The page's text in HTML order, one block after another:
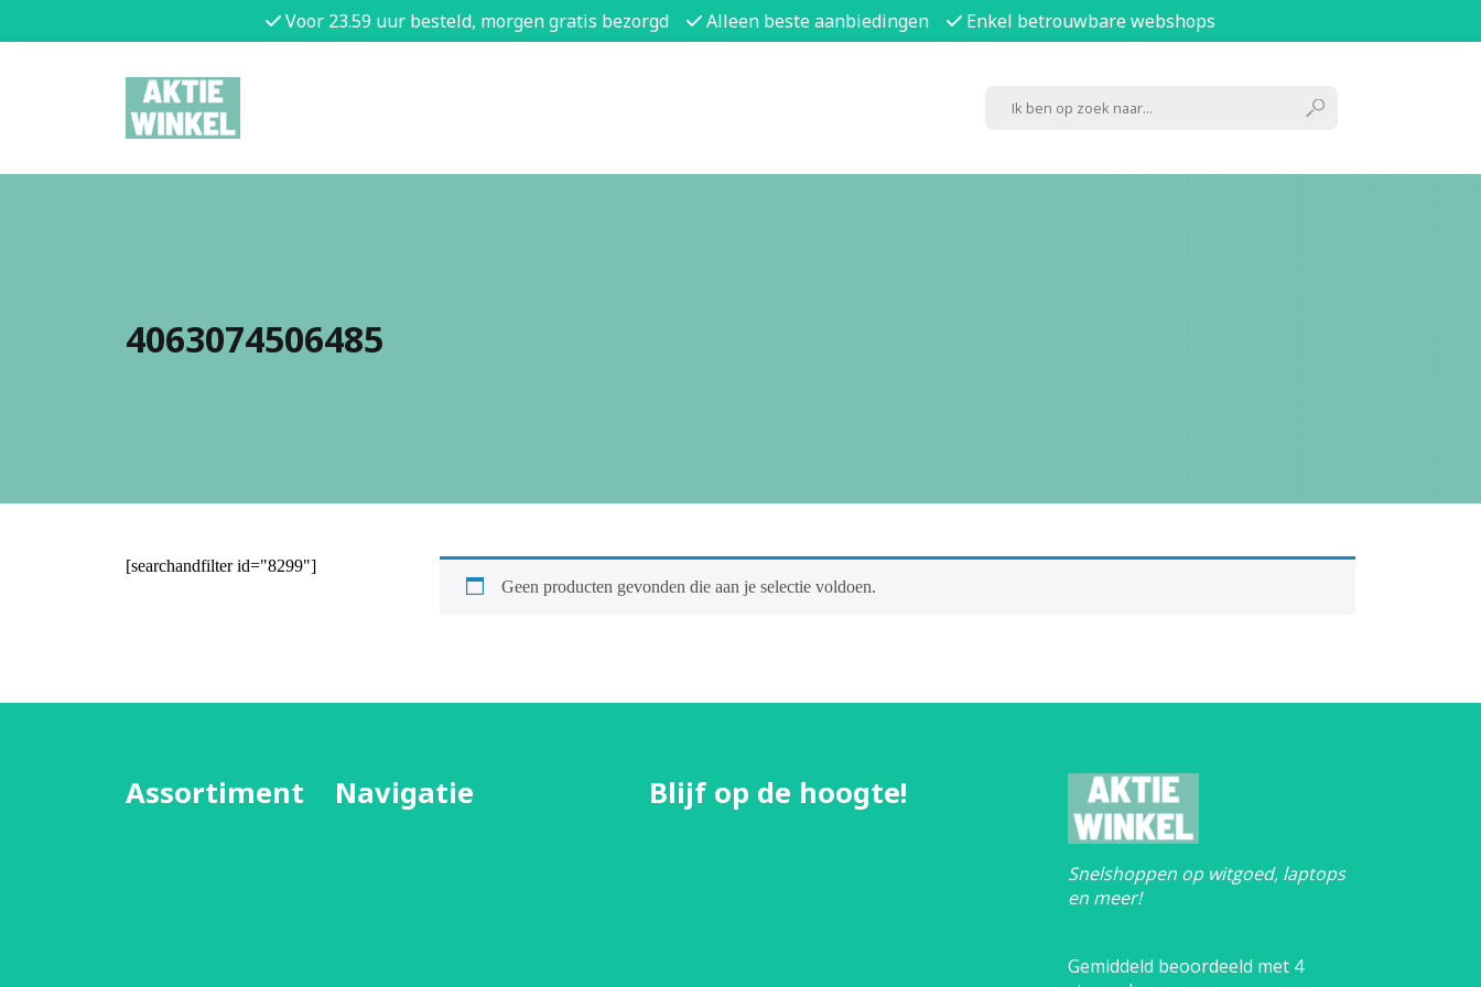
Voor 23.59 uur besteld, morgen gratis bezorgd Alleen beste aanbiedingen Enkel betrouwbare webshops
4063074506485
[searchandfilter id="8299"]
Geen producten gevonden die aan je selectie voldoen.
Assortiment Navigatie Blijf op de hoogte!
Snelshoppen op witgoed, laptops
en meer!
Gemiddeld beoordeeld met 4